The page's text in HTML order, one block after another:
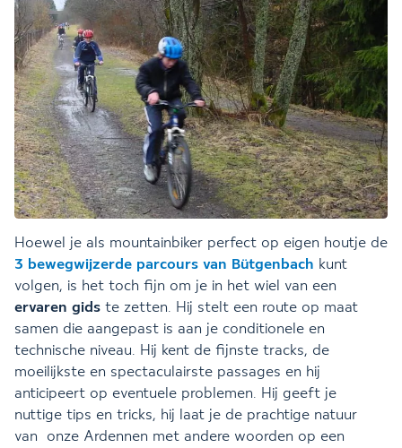
Hoewel je als mountainbiker perfect op eigen houtje de
3 bewegwijzerde parcours van Bütgenbach kunt
volgen, is het toch fijn om je in het wiel van een
ervaren gids te zetten. Hij stelt een route op maat
samen die aangepast is aan je conditionele en
technische niveau. Hij kent de fijnste tracks, de
moeilijkste en spectaculairste passages en hij
anticipeert op eventuele problemen. Hij geeft je
nuttige tips en tricks, hij laat je de prachtige natuur
van onze Ardennen met andere woorden op een